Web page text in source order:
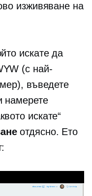
изживяване на
искате да
(с най-
въведете
намерете
искате“
отдясно. Ето